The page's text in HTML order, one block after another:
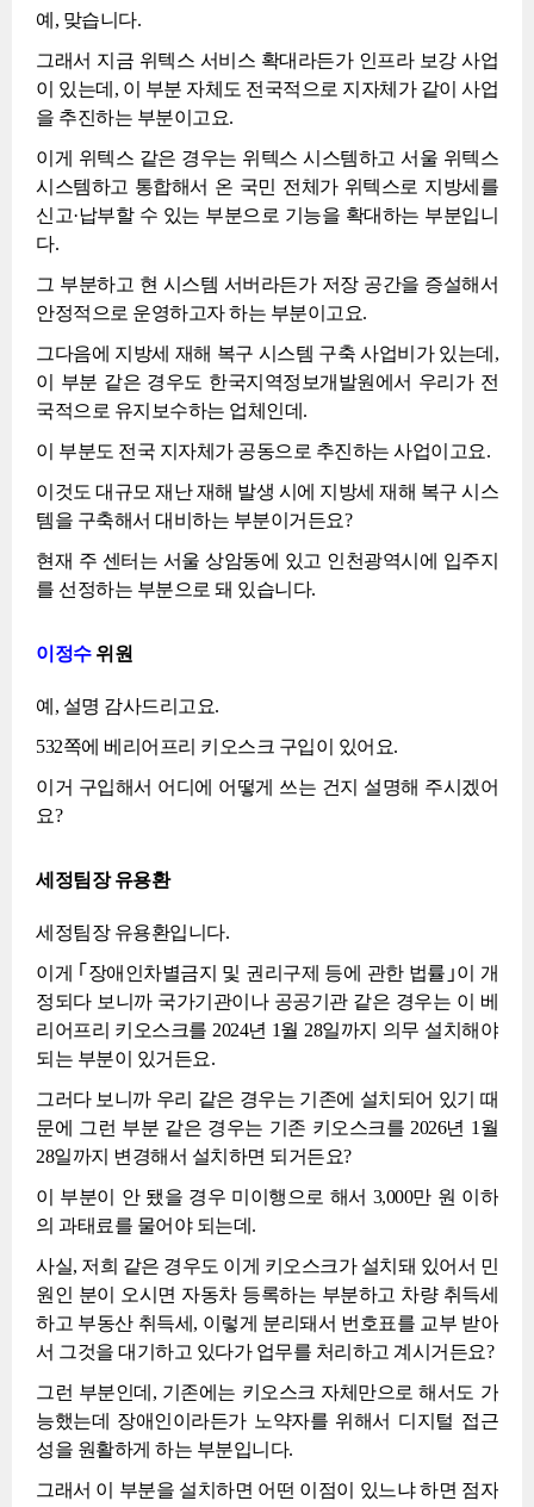
예, 맞습니다.
그래서 지금 위텍스 서비스 확대라든가 인프라 보강 사업
이 있는데, 이 부분 자체도 전국적으로 지자체가 같이 사업
을 추진하는 부분이고요.
이게 위텍스 같은 경우는 위텍스 시스템하고 서울 위텍스
시스템하고 통합해서 온 국민 전체가 위텍스로 지방세를
신고·납부할 수 있는 부분으로 기능을 확대하는 부분입니
다.
그 부분하고 현 시스템 서버라든가 저장 공간을 증설해서
안정적으로 운영하고자 하는 부분이고요.
그다음에 지방세 재해 복구 시스템 구축 사업비가 있는데,
이 부분 같은 경우도 한국지역정보개발원에서 우리가 전
국적으로 유지보수하는 업체인데.
이 부분도 전국 지자체가 공동으로 추진하는 사업이고요.
이것도 대규모 재난 재해 발생 시에 지방세 재해 복구 시스
템을 구축해서 대비하는 부분이거든요?
현재 주 센터는 서울 상암동에 있고 인천광역시에 입주지
를 선정하는 부분으로 돼 있습니다.
이정수위원
예, 설명 감사드리고요.
532쪽에 베리어프리 키오스크 구입이 있어요.
이거 구입해서 어디에 어떻게 쓰는 건지 설명해 주시겠어
요?
세정팀장 유용환
세정팀장 유용환입니다.
이게 ｢장애인차별금지 및 권리구제 등에 관한 법률｣이 개
정되다 보니까 국가기관이나 공공기관 같은 경우는 이 베
리어프리 키오스크를 2024년 1월 28일까지 의무 설치해야
되는 부분이 있거든요.
그러다 보니까 우리 같은 경우는 기존에 설치되어 있기 때
문에 그런 부분 같은 경우는 기존 키오스크를 2026년 1월
28일까지 변경해서 설치하면 되거든요?
이 부분이 안 됐을 경우 미이행으로 해서 3,000만 원 이하
의 과태료를 물어야 되는데.
사실, 저희 같은 경우도 이게 키오스크가 설치돼 있어서 민
원인 분이 오시면 자동차 등록하는 부분하고 차량 취득세
하고 부동산 취득세, 이렇게 분리돼서 번호표를 교부 받아
서 그것을 대기하고 있다가 업무를 처리하고 계시거든요?
그런 부분인데, 기존에는 키오스크 자체만으로 해서도 가
능했는데 장애인이라든가 노약자를 위해서 디지털 접근
성을 원활하게 하는 부분입니다.
그래서 이 부분을 설치하면 어떤 이점이 있느냐 하면 점자